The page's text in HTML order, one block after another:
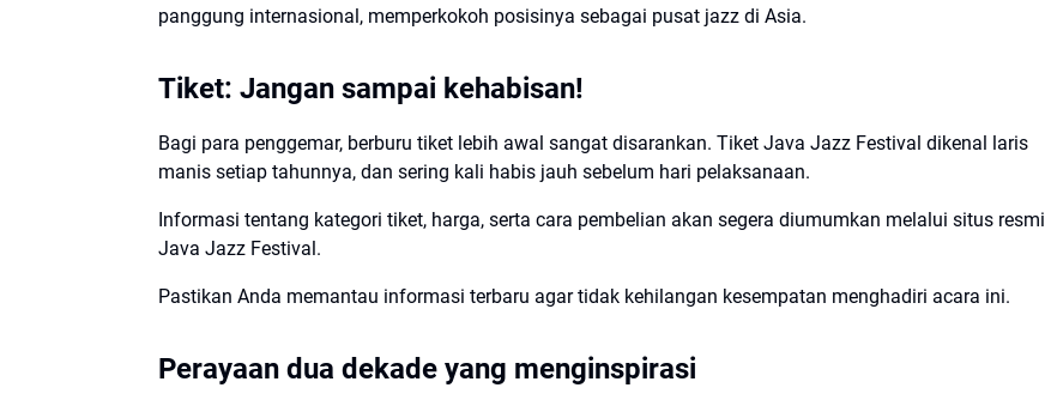
panggung internasional, memperkokoh posisinya sebagai pusat jazz di Asia.
Tiket: Jangan sampai kehabisan!
Bagi para penggemar, berburu tiket lebih awal sangat disarankan. Tiket Java Jazz Festival dikenal laris
manis setiap tahunnya, dan sering kali habis jauh sebelum hari pelaksanaan.
Informasi tentang kategori tiket, harga, serta cara pembelian akan segera diumumkan melalui situs resmi
Java Jazz Festival.
Pastikan Anda memantau informasi terbaru agar tidak kehilangan kesempatan menghadiri acara ini.
Perayaan dua dekade yang menginspirasi